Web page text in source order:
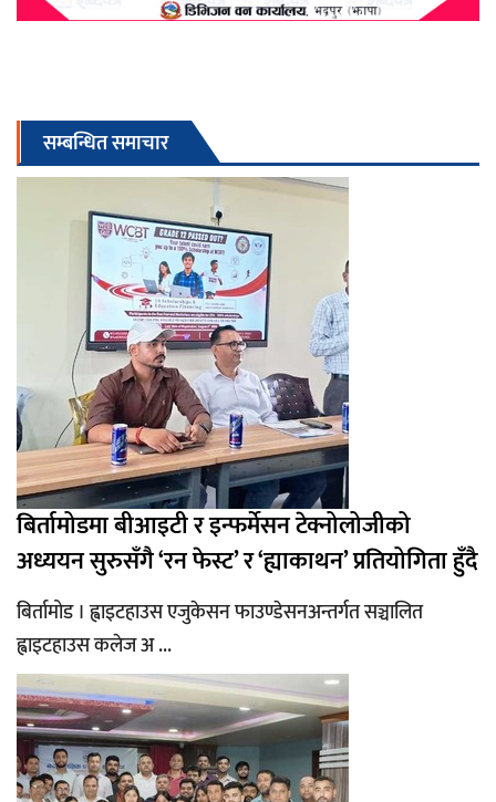
सम्बन्धित समाचार
बिर्तामोडमा बीआइटी र इन्फर्मेसन टेक्नोलोजीको
अध्ययन सुरुसँगै ‘रन फेस्ट’ र ‘ह्याकाथन’ प्रतियोगिता हुँदै
बिर्तामोड । ह्वाइटहाउस एजुकेसन फाउण्डेसनअन्तर्गत सञ्चालित
ह्वाइटहाउस कलेज अ ...